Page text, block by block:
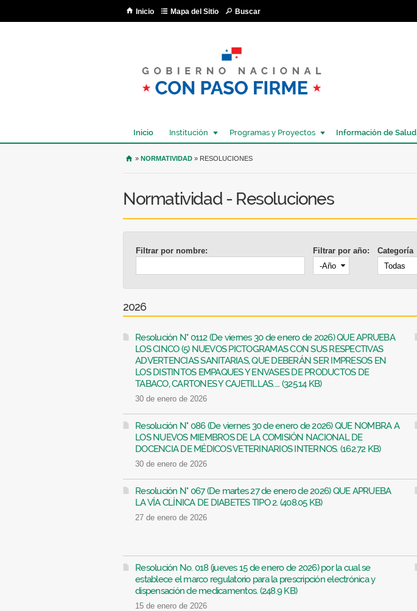
Inicio Mapa del Sitio Buscar
Inicio Institución Programas y Proyectos Información de Salud
USTED SE ENCUENTRA AQUÍ
» NORMATIVIDAD » RESOLUCIONES
Normatividad - Resoluciones
Filtrar por nombre:
Filtrar por año:
Año
Categoría
2026
Resolución N° 0112 (De viernes 30 de enero de 2026) QUE APRUEBA
LOS CINCO (5) NUEVOS PICTOGRAMAS CON SUS RESPECTIVAS
ADVERTENCIAS SANITARIAS, QUE DEBERÁN SER IMPRESOS EN
LOS DISTINTOS EMPAQUES Y ENVASES DE PRODUCTOS DE
TABACO, CARTONES Y CAJETILLAS..... (325.14 KB)
30 de enero de 2026
Resolución N° 086 (De viernes 30 de enero de 2026) QUE NOMBRA A
LOS NUEVOS MIEMBROS DE LA COMISIÓN NACIONAL DE
DOCENCIA DE MÉDICOS VETERINARIOS INTERNOS. (162.72 KB)
30 de enero de 2026
Resolución N° 067 (De martes 27 de enero de 2026) QUE APRUEBA
LA VÍA CLÍNICA DE DIABETES TIPO 2. (408.05 KB)
27 de enero de 2026
Resolución No. 018 (jueves 15 de enero de 2026) por la cual se
establece el marco regulatorio para la prescripción electrónica y
dispensación de medicamentos. (248.9 KB)
15 de enero de 2026